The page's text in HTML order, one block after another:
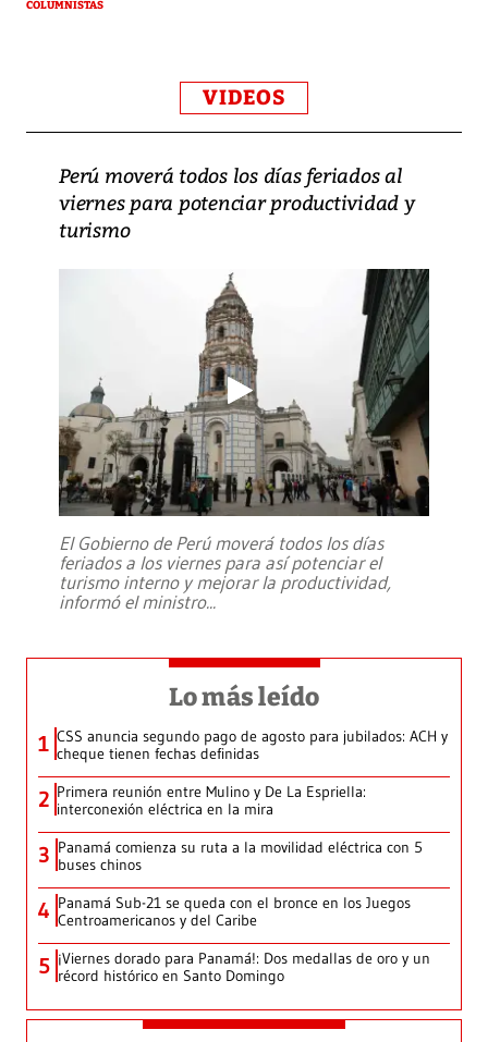
COLUMNISTAS
VIDEOS
Perú moverá todos los días feriados al
viernes para potenciar productividad y
turismo
El Gobierno de Perú moverá todos los días
feriados a los viernes para así potenciar el
turismo interno y mejorar la productividad,
informó el ministro...
Lo más leído
1 CSS anuncia segundo pago de agosto para jubilados: ACH y
cheque tienen fechas definidas
2 Primera reunión entre Mulino y De La Espriella:
interconexión eléctrica en la mira
3 Panamá comienza su ruta a la movilidad eléctrica con 5
buses chinos
4 Panamá Sub-21 se queda con el bronce en los Juegos
Centroamericanos y del Caribe
5 ¡Viernes dorado para Panamá!: Dos medallas de oro y un
récord histórico en Santo Domingo